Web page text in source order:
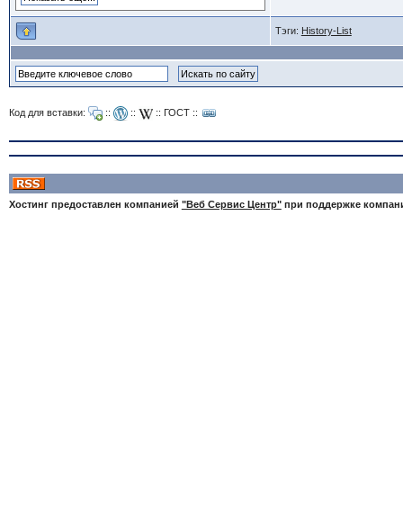
Тэги: History-List
Код для вставки: :: :: :: ГОСТ::
Хостинг предоставлен компанией "Веб Сервис Центр"при поддержке